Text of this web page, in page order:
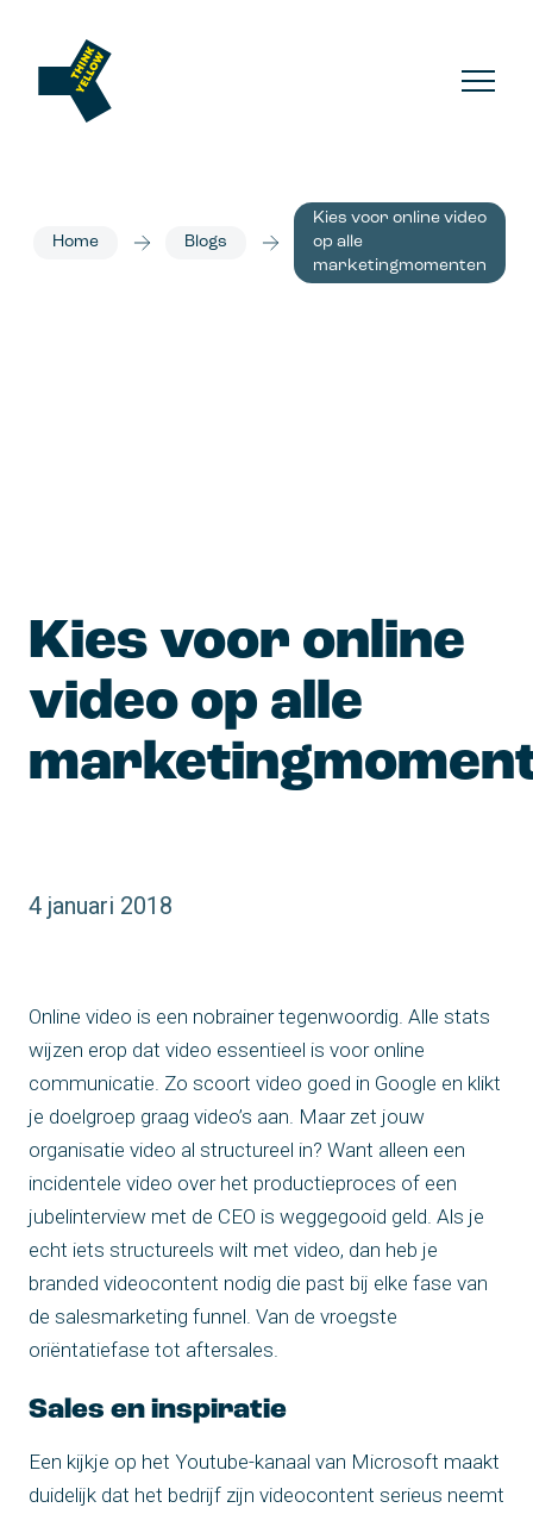
Home Blogs
Kies voor online video
op alle
marketingmomenten
Kies voor online
video op alle
4 januari 2018
Online video is een nobrainer tegenwoordig. Alle stats
wijzen erop dat video essentieel is voor online
communicatie. Zo scoort video goed in Google en klikt
je doelgroep graag video’s aan. Maar zet jouw
organisatie video al structureel in? Want alleen een
incidentele video over het productieproces of een
jubelinterview met de CEO is weggegooid geld. Als je
echt iets structureels wilt met video, dan heb je
branded videocontent nodig die past bij elke fase van
de salesmarketing funnel. Van de vroegste
oriëntatiefase tot aftersales.
Sales en inspiratie
Een kijkje op het Youtube-kanaal van Microsoft maakt
duidelijk dat het bedrijf zijn videocontent serieus neemt